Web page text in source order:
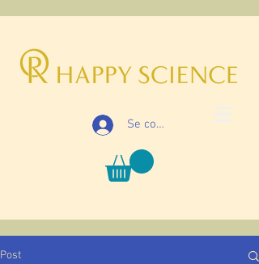
Se connecter
Post